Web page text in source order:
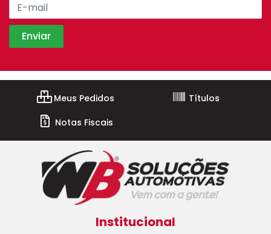
Meus Pedidos
Títulos
Notas Fiscais
Institucional